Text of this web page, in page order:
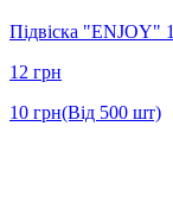
Підвіска "ENJOY"
12 грн
10 грн(Від 500 шт)